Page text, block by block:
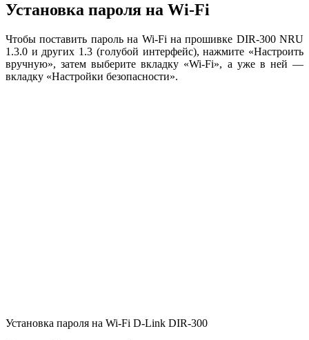
Установка пароля на Wi-Fi
Чтобы поставить пароль на Wi-Fi на прошивке DIR-300 NRU
1.3.0 и других 1.3 (голубой интерфейс), нажмите «Настроить
вручную», затем выберите вкладку «Wi-Fi», а уже в ней —
вкладку «Настройки безопасности».
Установка пароля на Wi-Fi D-Link DIR-300